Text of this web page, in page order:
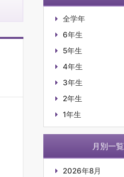
全学年
6年生
5年生
4年生
3年生
2年生
1年生
月別一覧
2026年8月